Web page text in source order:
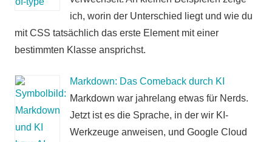
ich, worin der Unterschied liegt und wie du
mit CSS tatsächlich das erste Element mit einer
bestimmten Klasse ansprichst.
Markdown: Das Comeback durch KI
Markdown war jahrelang etwas für Nerds.
Jetzt ist es die Sprache, in der wir KI-
Werkzeuge anweisen, und Google Cloud